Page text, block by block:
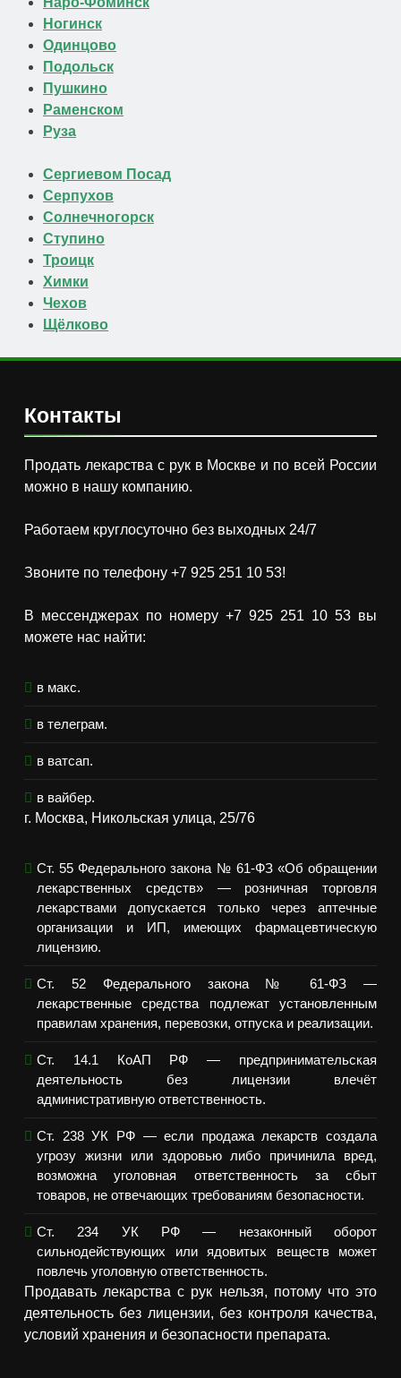
Ногинск
Одинцово
Подольск
Пушкино
Раменском
Руза
Сергиевом Посад
Серпухов
Солнечногорск
Ступино
Троицк
Химки
Чехов
Щёлково
Контакты
Продать лекарства с рук в Москве и по всей России
можно в нашу компанию.
Работаем круглосуточно без выходных 24/7
Звоните по телефону +7 925 251 10 53!
В мессенджерах по номеру +7 925 251 10 53 вы
можете нас найти:
в макс.
в телеграм.
в ватсап.
в вайбер.
г. Москва, Никольская улица, 25/76
Ст. 55 Федерального закона № 61-ФЗ «Об обращении
лекарственных средств» — розничная торговля
лекарствами допускается только через аптечные
организации и ИП, имеющих фармацевтическую
лицензию.
Ст. 52 Федерального закона № 61-ФЗ —
лекарственные средства подлежат установленным
правилам хранения, перевозки, отпуска и реализации.
Ст. 14.1 КоАП РФ — предпринимательская
деятельность без лицензии влечёт
административную ответственность.
Ст. 238 УК РФ — если продажа лекарств создала
угрозу жизни или здоровью либо причинила вред,
возможна уголовная ответственность за сбыт
товаров, не отвечающих требованиям безопасности.
Ст. 234 УК РФ — незаконный оборот
сильнодействующих или ядовитых веществ может
повлечь уголовную ответственность.
Продавать лекарства с рук нельзя, потому что это
деятельность без лицензии, без контроля качества,
условий хранения и безопасности препарата.